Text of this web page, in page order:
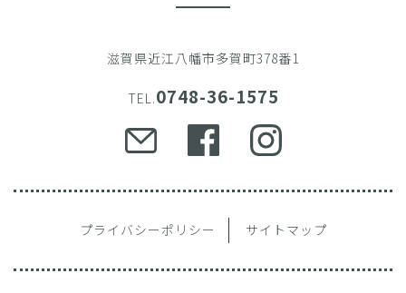
滋賀県近江八幡市多賀町378番1
TEL.0748-36-1575
プライバシーポリシー サイトマップ